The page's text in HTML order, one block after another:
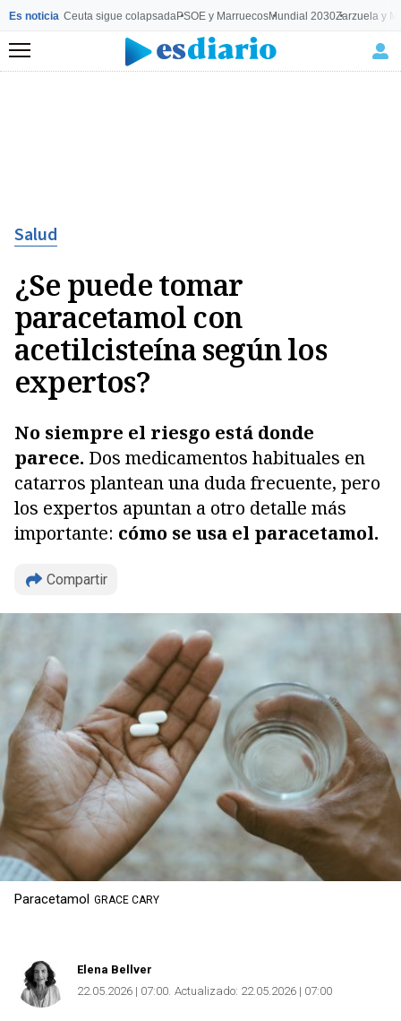
Es noticia Ceuta sigue colapsadaPSOE y MarruecosMundial 2030Zarzuela y
Menú
Salud
¿Se puede tomar
paracetamol con
acetilcisteína según los
expertos?
No siempre el riesgo está donde
parece. Dos medicamentos habituales en
catarros plantean una duda frecuente, pero
los expertos apuntan a otro detalle más
importante: cómo se usa el paracetamol.
Compartir
Paracetamol GRACE CARY
Elena Bellver
22.05.2026 | 07:00 Actualizado: 22.05.2026 | 07:00